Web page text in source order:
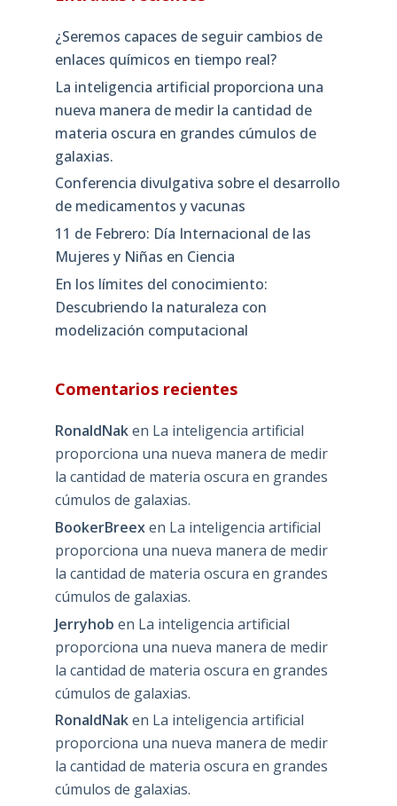
¿Seremos capaces de seguir cambios de
enlaces químicos en tiempo real?
La inteligencia artificial proporciona una
nueva manera de medir la cantidad de
materia oscura en grandes cúmulos de
galaxias.
Conferencia divulgativa sobre el desarrollo
de medicamentos y vacunas
11 de Febrero: Día Internacional de las
Mujeres y Niñas en Ciencia
En los límites del conocimiento:
Descubriendo la naturaleza con
modelización computacional
Comentarios recientes
RonaldNaken La inteligencia artificial
proporciona una nueva manera de medir
la cantidad de materia oscura en grandes
cúmulos de galaxias.
BookerBreexen La inteligencia artificial
proporciona una nueva manera de medir
la cantidad de materia oscura en grandes
cúmulos de galaxias.
Jerryhob en La inteligencia artificial
proporciona una nueva manera de medir
la cantidad de materia oscura en grandes
cúmulos de galaxias.
RonaldNaken La inteligencia artificial
proporciona una nueva manera de medir
la cantidad de materia oscura en grandes
cúmulos de galaxias.